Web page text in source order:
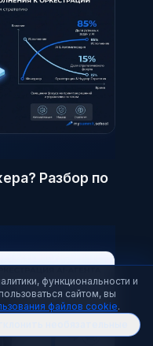
Разбор по
функциональности и
сайтом, вы
файлов cookie.